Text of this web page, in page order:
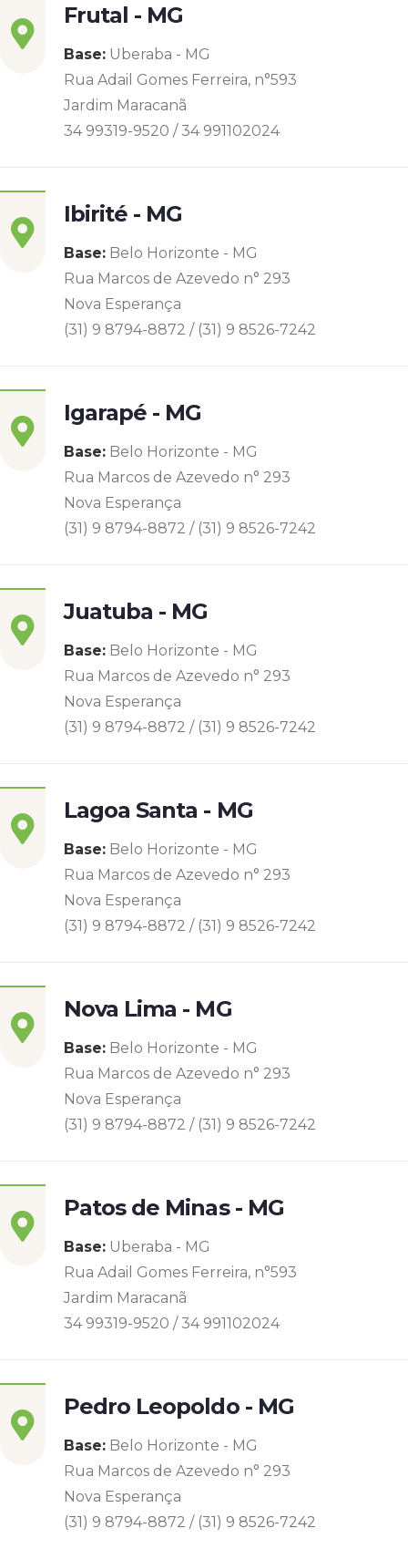
Frutal - MG
Base: Uberaba - MG
Rua Adail Gomes Ferreira, n°593
Jardim Maracanã
34 99319-9520 / 34 991102024
Ibirité - MG
Base: Belo Horizonte - MG
Rua Marcos de Azevedo n° 293
Nova Esperança
(31) 9 8794-8872 / (31) 9 8526-7242
Igarapé - MG
Base: Belo Horizonte - MG
Rua Marcos de Azevedo n° 293
Nova Esperança
(31) 9 8794-8872 / (31) 9 8526-7242
Juatuba - MG
Base: Belo Horizonte - MG
Rua Marcos de Azevedo n° 293
Nova Esperança
(31) 9 8794-8872 / (31) 9 8526-7242
Lagoa Santa - MG
Base: Belo Horizonte - MG
Rua Marcos de Azevedo n° 293
Nova Esperança
(31) 9 8794-8872 / (31) 9 8526-7242
Nova Lima - MG
Base: Belo Horizonte - MG
Rua Marcos de Azevedo n° 293
Nova Esperança
(31) 9 8794-8872 / (31) 9 8526-7242
Patos de Minas - MG
Base: Uberaba - MG
Rua Adail Gomes Ferreira, n°593
Jardim Maracanã
34 99319-9520 / 34 991102024
Pedro Leopoldo - MG
Base: Belo Horizonte - MG
Rua Marcos de Azevedo n° 293
Nova Esperança
(31) 9 8794-8872 / (31) 9 8526-7242